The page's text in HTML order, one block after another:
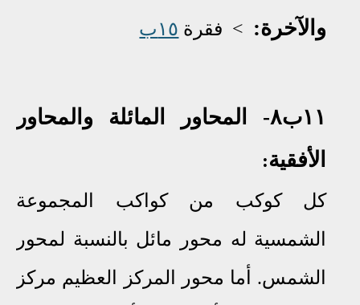
والآخرة: < فقرة ١٥ب
١١ب٨-
المحاور المائلة والمحاور
الأفقية:
كل كوكب من كواكب المجموعة
الشمسية له محور مائل بالنسبة لمحور
الشمس. أما محور المركز العظيم مركز